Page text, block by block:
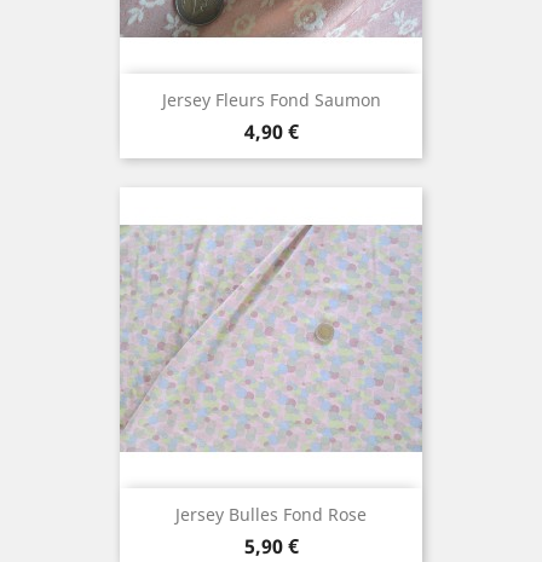
Jersey Fleurs Fond Saumon
Prix
4,90 €
Jersey Bulles Fond Rose
Prix
5,90 €